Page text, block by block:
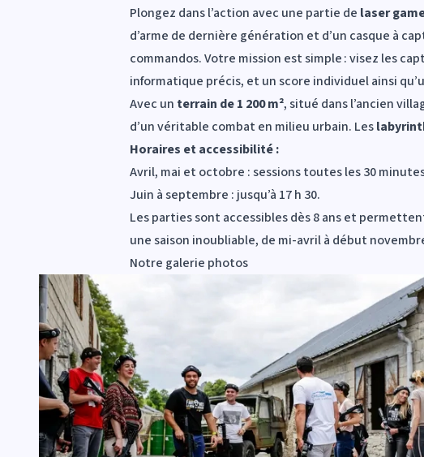
Plongez dans l’action avec une partie de laser
d’arme de dernière génération et d’un casque à
commandos. Votre mission est simple : visez les
informatique précis, et un score individuel ainsi
Avec un terrain de 1 200 m², situé dans l’ancien
d’un véritable combat en milieu urbain. Les
Horaires et accessibilité :
Avril, mai et octobre : sessions toutes les 30 minutes
Juin à septembre : jusqu’à 17 h 30.
Les parties sont accessibles dès 8 ans et
une saison inoubliable, de mi-avril à début
Notre galerie photos